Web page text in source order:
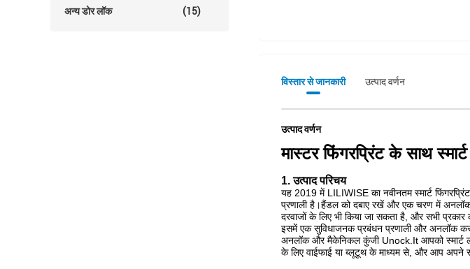
अन्य डोर लॉक (15)
विस्तार से जानकारी उत्पाद वर्णन
उत्पाद वर्णन
मास्टर फिंगरप्रिंट के साथ
1. उत्पाद परिचय
यह 2019 में LILIWISE का नवीनतम स्मार्ट
प्रणाली है।हैंडल को दबाए रखें और एक चरण में अनलॉक
दरवाजों के लिए भी किया जा सकता है, और सभी
इसमें एक सुविधाजनक प्रबंधन प्रणाली और अनलॉक
अनलॉक और मैकेनिकल कुंजी Unock.It आपको स्मार्ट
के लिए वाईफाई या ब्लूटूथ के माध्यम से, और आप अपने